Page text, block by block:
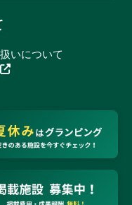
いについて